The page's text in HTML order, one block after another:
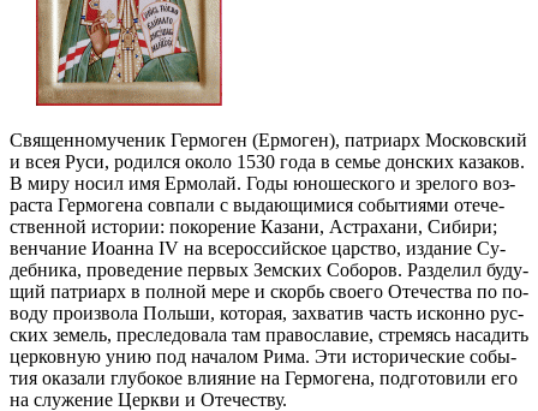
Свя­щен­но­му­че­ник Гер­мо­ген (Ер­мо­ген), пат­ри­арх Мос­ков­ский
и всея Ру­си, ро­дил­ся око­ло 1530 го­да в се­мье дон­ских ка­за­ков.
В ми­ру но­сил имя Ер­мо­лай. Го­ды юно­ше­ско­го и зре­ло­го воз­
рас­та Гер­мо­ге­на сов­па­ли с вы­да­ю­щи­ми­ся со­бы­ти­я­ми оте­че­
ствен­ной ис­то­рии: по­ко­ре­ние Ка­за­ни, Аст­ра­ха­ни, Си­би­ри;
вен­ча­ние Иоан­на IV на все­рос­сий­ское цар­ство, из­да­ние Су­
деб­ни­ка, прове­де­ние пер­вых Зем­ских Со­бо­ров. Раз­де­лил бу­ду­
щий пат­ри­арх в пол­ной ме­ре и скорбь сво­е­го Оте­че­ства по по­
во­ду про­из­во­ла Поль­ши, ко­то­рая, за­хва­тив часть ис­кон­но рус­
ских зе­мель, пре­сле­до­ва­ла там пра­во­сла­вие, стре­мясь на­са­дить
цер­ков­ную унию под на­ча­лом Ри­ма. Эти ис­то­ри­че­ские со­бы­
тия ока­за­ли глу­бо­кое вли­я­ние на Гер­мо­ге­на, под­го­то­ви­ли его
на слу­же­ние Церк­ви и Оте­че­ству.